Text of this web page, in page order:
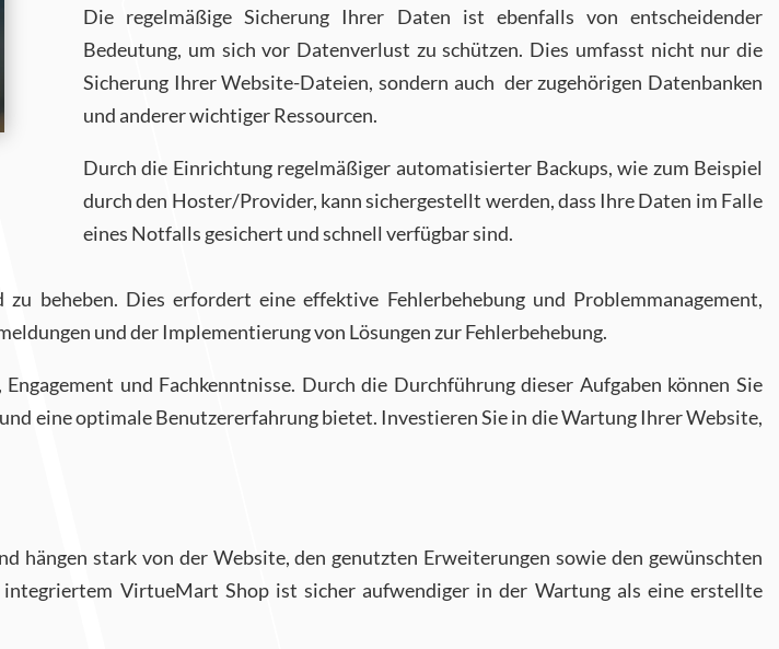
Die regelmäßige Sicherung Ihrer Daten ist ebenfalls von entscheidender
Bedeutung, um sich vor Datenverlust zu schützen. Dies umfasst nicht nur die
Sicherung Ihrer Website-Dateien, sondern auch der zugehörigen Datenbanken
und anderer wichtiger Ressourcen.
Durch die Einrichtung regelmäßiger automatisierter Backups, wie zum Beispiel
durch den Hoster/Provider, kann sichergestellt werden, dass Ihre Daten im Falle
eines Notfalls gesichert und schnell verfügbar sind.
beheben. Dies erfordert eine effektive Fehlerbehebung und Problemmanagement,
und der Implementierung von Lösungen zur Fehlerbehebung.
und Fachkenntnisse. Durch die Durchführung dieser Aufgaben können Sie
eine optimale Benutzererfahrung bietet. Investieren Sie in die Wartung Ihrer Website,
stark von der Website, den genutzten Erweiterungen sowie den gewünschten
VirtueMart Shop ist sicher aufwendiger in der Wartung als eine erstellte